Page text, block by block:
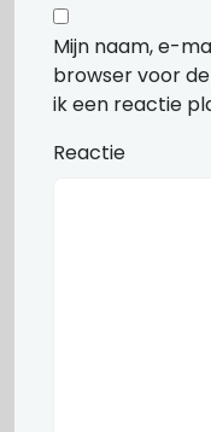
Mijn naam, e-
browser voor
ik een reactie
Reactie